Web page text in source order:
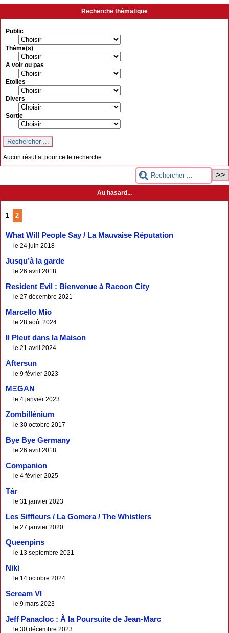
Recherche thématique
Public
Thème(s)
A voir ou pas
Etoiles
Divers
Sortie
Aucun résultat pour cette recherche
Au hasard...
1 2
What Will People Say / La Mauvaise Réputation
le 24 juin 2018
Jusqu’à la garde
le 26 avril 2018
Resident Evil : Bienvenue à Racoon City
le 27 décembre 2021
Marcello Mio
le 28 août 2024
Il Pleut dans la Maison
le 21 avril 2024
Aftersun
le 9 février 2023
MΞGAN
le 4 janvier 2023
Zombillénium
le 30 octobre 2017
Bye Bye Germany
le 26 avril 2018
Companion
le 4 février 2025
Tár
le 31 janvier 2023
Les Siffleurs / La Gomera / The Whistlers
le 27 janvier 2020
Queenpins
le 13 septembre 2021
Niki
le 14 octobre 2024
Scream VI
le 9 mars 2023
Jeff Panacloc : À la Poursuite de Jean-Marc
le 30 décembre 2023